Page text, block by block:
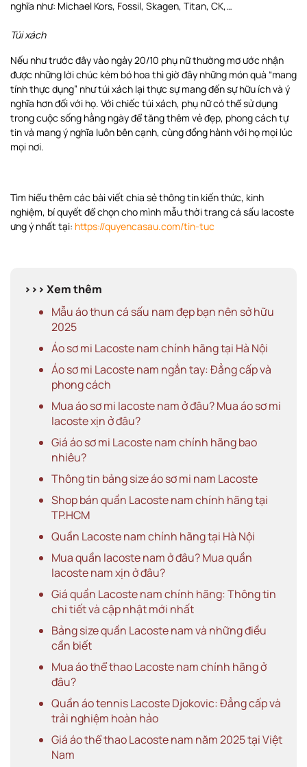
nghĩa như: Michael Kors, Fossil, Skagen, Titan, CK,…
Túi xách
Nếu như trước đây vào ngày 20/10 phụ nữ thường mơ ước nhận
được những lời chúc kèm bó hoa thì giờ đây những món quà “mang
tính thực dụng” như túi xách lại thực sự mang đến sự hữu ích và ý
nghĩa hơn đối với họ. Với chiếc túi xách, phụ nữ có thể sử dụng
trong cuộc sống hằng ngày để tăng thêm vẻ đẹp, phong cách tự
tin và mang ý nghĩa luôn bên cạnh, cùng đồng hành với họ mọi lúc
mọi nơi.
Tìm hiểu thêm các bài viết chia sẻ thông tin kiến thức, kinh
nghiệm, bí quyết để chọn cho mình mẫu thời trang cá sấu lacoste
ưng ý nhất tại: https://quyencasau.com/tin-tuc
>>> Xem thêm
Mẫu áo thun cá sấu nam đẹp bạn nên sở hữu
2025
Áo sơ mi Lacoste nam chính hãng tại Hà Nội
Áo sơ mi Lacoste nam ngắn tay: Đẳng cấp và
phong cách
Mua áo sơ mi lacoste nam ở đâu? Mua áo sơ mi
lacoste xịn ở đâu?
Giá áo sơ mi Lacoste nam chính hãng bao
nhiêu?
Thông tin bảng size áo sơ mi nam Lacoste
Shop bán quần Lacoste nam chính hãng tại
TP.HCM
Quần Lacoste nam chính hãng tại Hà Nội
Mua quần lacoste nam ở đâu? Mua quần
lacoste nam xịn ở đâu?
Giá quần Lacoste nam chính hãng: Thông tin
chi tiết và cập nhật mới nhất
Bảng size quần Lacoste nam và những điều
cần biết
Mua áo thể thao Lacoste nam chính hãng ở
đâu?
Quần áo tennis Lacoste Djokovic: Đẳng cấp và
trải nghiệm hoàn hảo
Giá áo thể thao Lacoste nam năm 2025 tại Việt
Nam